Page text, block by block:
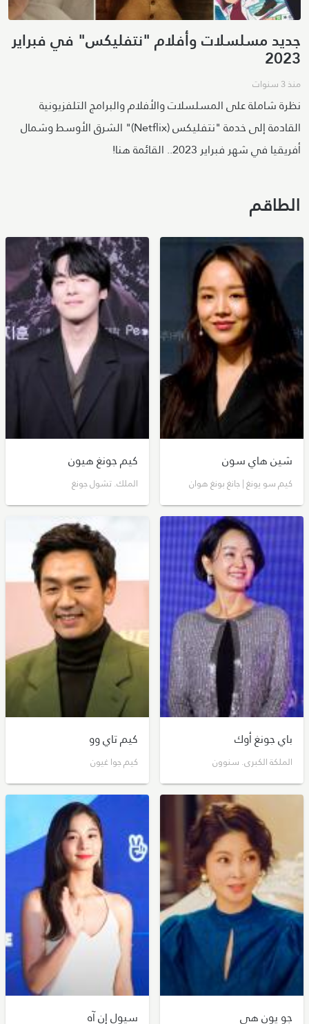
جديد مسلسلات وأفلام "نتفليكس" في فبراير
2023
منذ 3 سنوات
نظرة شاملة على المسلسلات والأفلام والبرامج التلفزيونية
القادمة إلى خدمة "نتفليكس (Netflix)" الشرق الأوسط وشمال
أفريقيا في شهر فبراير 2023.. القائمة هنا!
الطاقم
شين هاي سون
كيم سو يونغ | جانغ بونغ هوان
كيم جونغ هيون
الملك. تشول جونغ
باي جونغ أوك
الملكة الكبرى. سنوون
كيم تاي وو
كيم جوا غيون
جو يون هي سيول إن آه